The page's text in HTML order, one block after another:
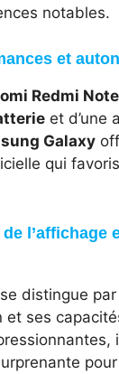
notables.
et
Redmi Note
et d’une
Galaxy
qui
l’affichage
se distingue
et ses